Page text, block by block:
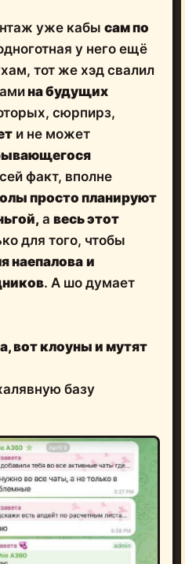
уже кабы сам по
у него ещё
тот же хэд свалил
на будущих
сюрпирз,
и не может
факт, вполне
просто планируют
а весь этот
для того, чтобы
наепалова и
. А шо думает
вот клоуны и мутят
базу